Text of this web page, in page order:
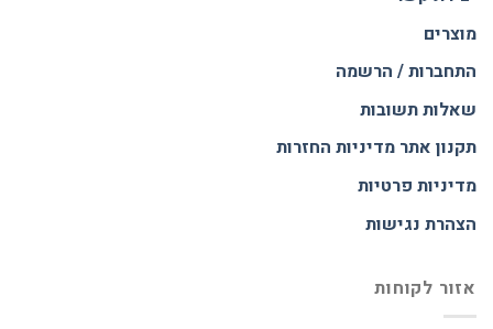
מוצרים
התחברות / הרשמה
שאלות תשובות
תקנון אתרמדיניות החזרות
מדיניות פרטיות
הצהרת נגישות
אזור לקוחות